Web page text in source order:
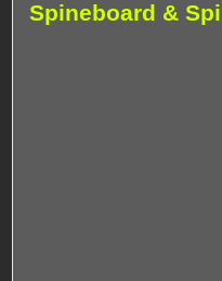
Spineboard &